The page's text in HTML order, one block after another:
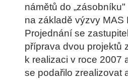
námětů do
na základě výzvy MAS
Projednání se
příprava dvou projektů
k realizaci v roce 2007
se podařilo zrealizovat